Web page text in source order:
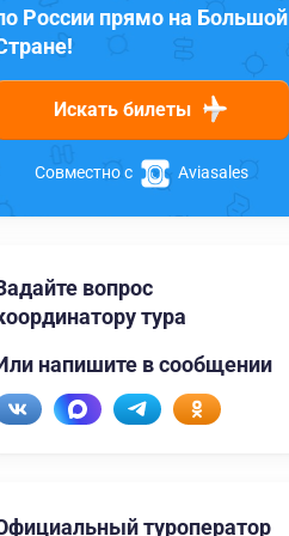
России прямо на Большой
Искать билеты
Совместно с Aviasales
вопрос
тура
напишите в сообщении
туроператор